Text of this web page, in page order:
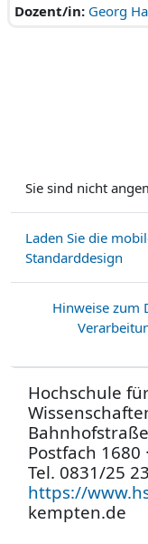
Dozent/in: Georg
Sie sind nicht
Laden Sie die
Standarddesign
Hinweise zum
Hochschule
Postfach 1680
Tel. 0831/25
https://
kempten.de